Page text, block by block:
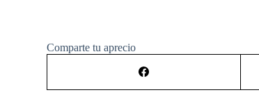
Comparte tu aprecio